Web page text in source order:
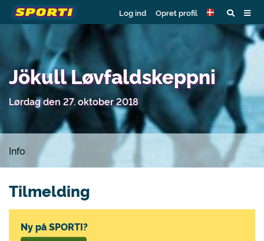
Log ind Opret profil
Jökull Løvfaldskeppni
Lørdag den 27. oktober 2018
Info
Tilmelding
Ny på SPORTI?